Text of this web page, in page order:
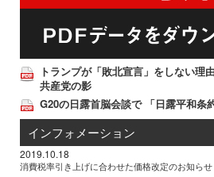
トランプが「敗北宣言」をしない理
共産党の影
G20の日露首脳会談で 「日露平和条
インフォメーション
2019.10.18
消費税率引き上げに合わせた価格改定のお知らせ